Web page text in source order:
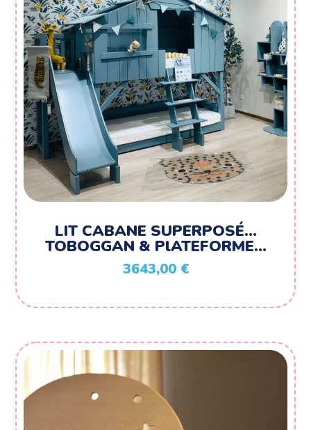
LIT CABANE SUPERPOSÉ…
TOBOGGAN & PlATEFORME…
3643,00 €